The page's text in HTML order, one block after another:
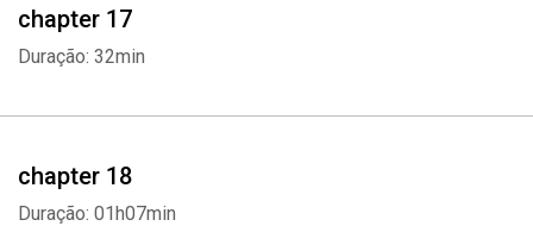
chapter 17
Duração: 32min
chapter 18
Duração: 01h07min